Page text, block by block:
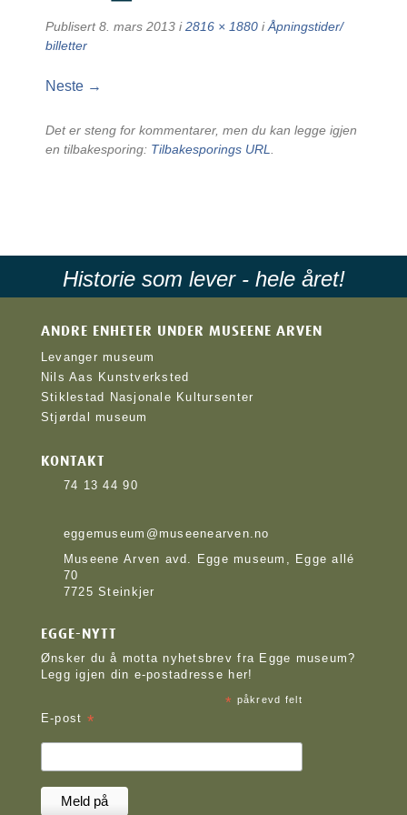
Publisert 8. mars 2013 i 2816 × 1880 iÅpningstider/
billetter
Neste →
Det er steng for kommentarer, men du kan legge igjen
en tilbakesporing: Tilbakesporings URL.
Historie som lever - hele året!
ANDRE ENHETER UNDER MUSEENE ARVEN
Levanger museum
Nils Aas Kunstverksted
Stiklestad Nasjonale Kultursenter
Stjørdal museum
KONTAKT
74 13 44 90
eggemuseum@museenearven.no
Museene Arven avd. Egge museum, Egge allé
70
7725 Steinkjer
EGGE-NYTT
Ønsker du å motta nyhetsbrev fra Egge museum?
Legg igjen din e-postadresse her!
* påkrevd felt
E-post *